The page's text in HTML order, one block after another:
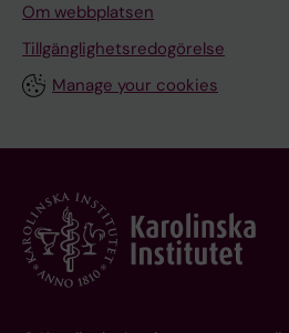
Om webbplatsen
Tillgänglighetsredogörelse
Manage your cookies